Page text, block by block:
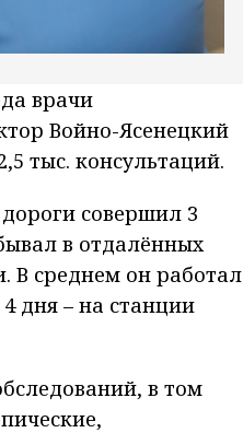
врачи
Войно-Ясенецкий
тыс. консультаций.
совершил 3
в отдалённых
В среднем он работал
дня – на станции
в том